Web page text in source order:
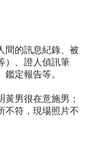
間的訊息紀錄、被
）、證人偵訊筆
定報告等。
男很在意施男；
不符，現場照片不